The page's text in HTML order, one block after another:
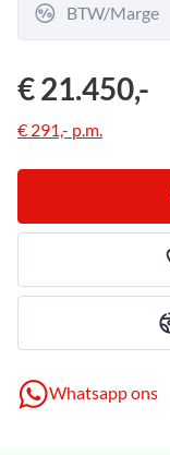
BTW/Marge
€ 21.450,-
€ 291,- p.m.
Whatsapp ons